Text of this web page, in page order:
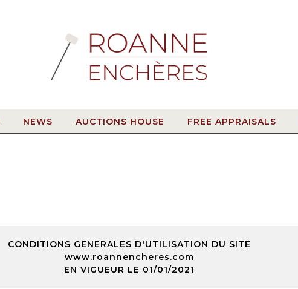
NEWS AUCTIONS HOUSE FREE APPRAISALS
CONDITIONS GENERALES D'UTILISATION DU SITE
www.roannencheres.com
EN VIGUEUR LE 01/01/2021